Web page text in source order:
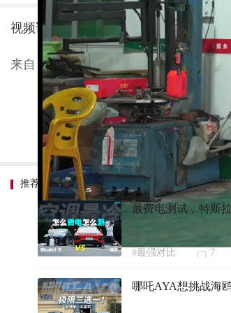
视频详情：坊间传言，比亚迪目前操控
来自：新车评
推荐内容
最费电测试，特斯
#最强对比 7
哪吒AYA想挑战海